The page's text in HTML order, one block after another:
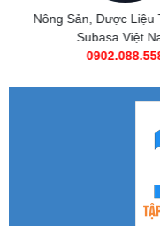
Nông Sản, Dược Liệu
Subasa Việt Nam
0902.088.558